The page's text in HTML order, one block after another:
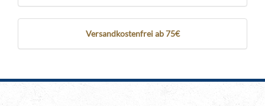
Versandkostenfrei ab 75€